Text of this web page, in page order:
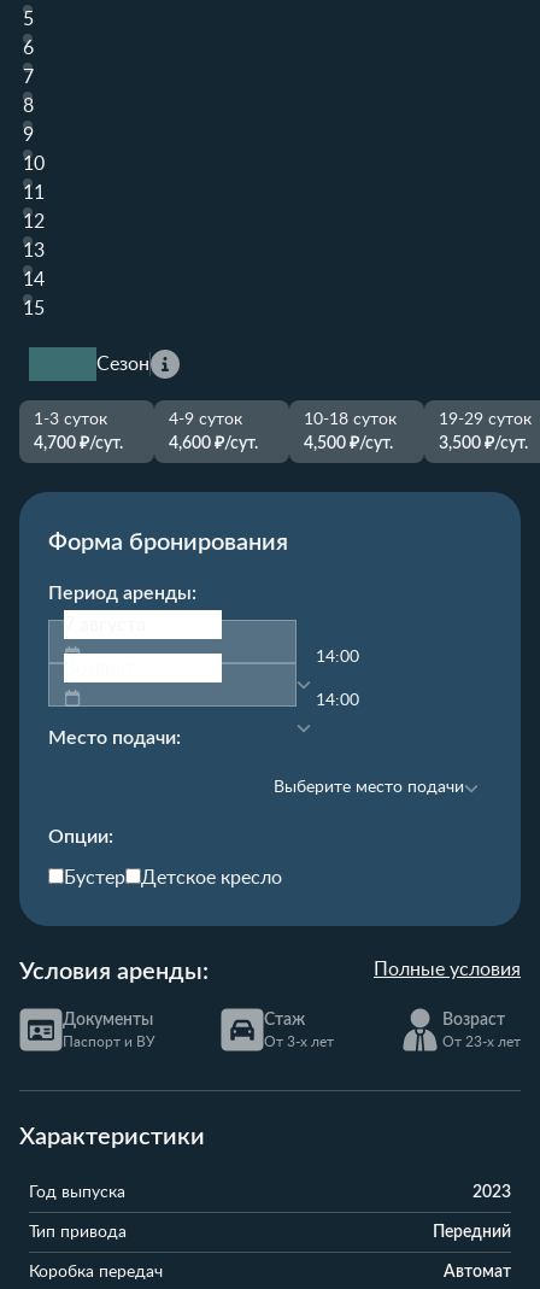
5
6
7
8
9
10
11
12
13
14
15
Сезон
1-3 суток
4,700 ₽/сут.
4-9 суток
4,600 ₽/сут.
10-18 суток
4,500 ₽/сут.
19-29 суток
3,500 ₽/сут.
Форма бронирования
Период аренды:
14:00
14:00
Место подачи:
Выберите место подачи
Опции:
Бустер Детское кресло
Условия аренды: Полные условия
Документы
Паспорт и ВУ
Стаж
От 3-х лет
Возраст
От 23-х лет
Характеристики
Год выпуска 2023
Тип привода Передний
Коробка передач Автомат